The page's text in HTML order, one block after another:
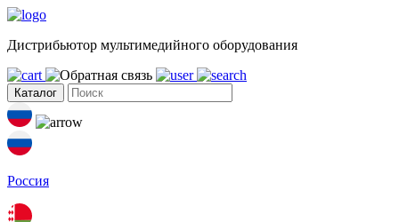
Дистрибьютор мультимедийного оборудования
Каталог
Россия